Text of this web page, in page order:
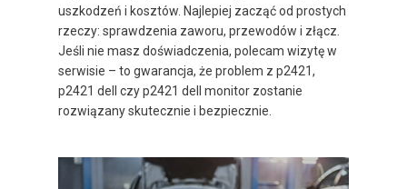
uszkodzeń i kosztów. Najlepiej zacząć od prostych
rzeczy: sprawdzenia zaworu, przewodów i złącz.
Jeśli nie masz doświadczenia, polecam wizytę w
serwisie – to gwarancja, że problem z p2421,
p2421 dell czy p2421 dell monitor zostanie
rozwiązany skutecznie i bezpiecznie.